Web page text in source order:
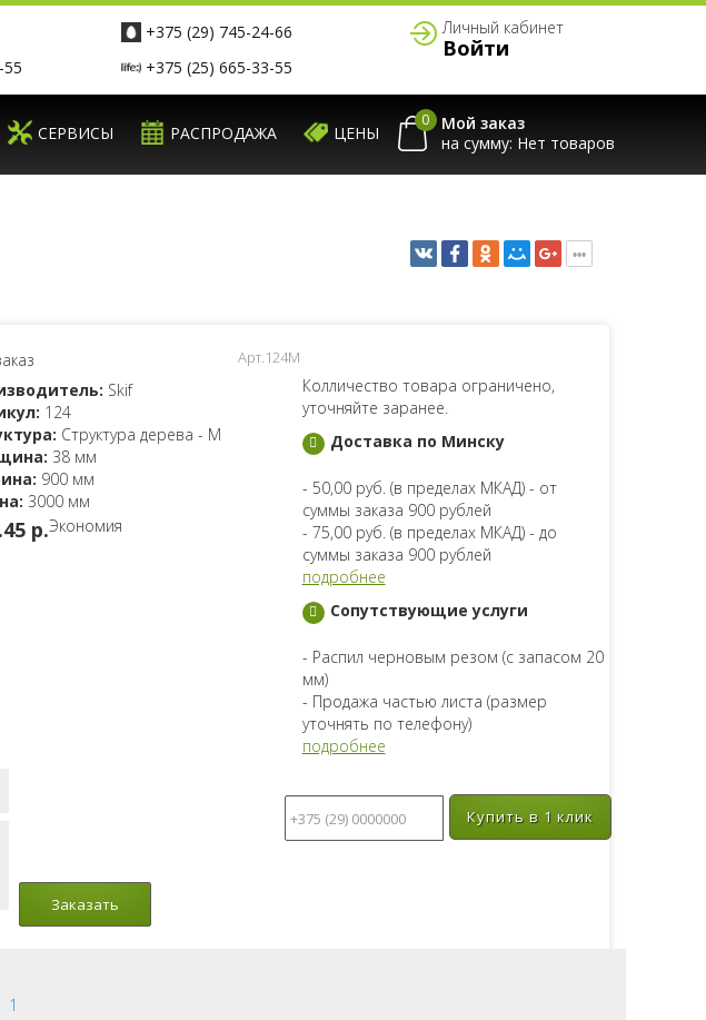
+375 (29) 745-24-66
+375 (25) 665-33-55
Личный кабинет
Войти
СЕРВИСЫ РАСПРОДАЖА ЦЕНЫ
0
Мой заказ
на сумму:
Арт.124М
Skif
124
Структура дерева - М
38 мм
900 мм
3000 мм
p.Экономия
Колличество товара ограничено,
уточняйте заранее.
Доставка по Минску
- 50,00 руб. (в пределах МКАД) - от
суммы заказа 900 рублей
- 75,00 руб. (в пределах МКАД) - до
суммы заказа 900 рублей
подробнее
Сопутствующие услуги
- Распил черновым резом (с запасом 20
мм)
- Продажа частью листа (размер
уточнять по телефону)
подробнее
Купить в 1 клик
1